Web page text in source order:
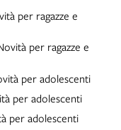
per ragazze e
per ragazze e
per adolescenti
per adolescenti
per adolescenti